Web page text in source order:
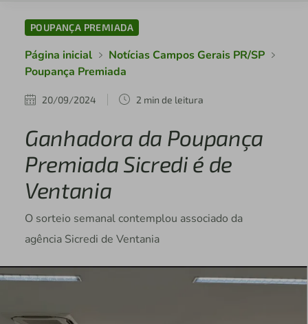
POUPANÇA PREMIADA
Página inicial
Notícias Campos Gerais PR/SP
Poupança Premiada
20/09/2024 2 min de leitura
Ganhadora da Poupança
Premiada Sicredi é de
Ventania
O sorteio semanal contemplou associado da
agência Sicredi de Ventania